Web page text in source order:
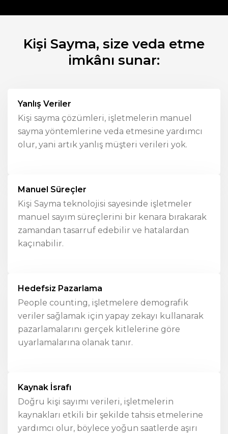
Kişi Sayma, size veda etme
imkânı sunar:
Yanlış Veriler
Kişi sayma çözümleri, işletmelerin manuel
sayma yöntemlerine veda etmesine yardımcı
olur, yani artık yanlış müşteri verileri yok.
Manuel Süreçler
Kişi Sayma teknolojisi sayesinde işletmeler
manuel sayım süreçlerini bir kenara bırakarak
zamandan tasarruf edebilir ve hatalardan
kaçınabilir.
Hedefsiz Pazarlama
People counting, işletmelere demografik
veriler sağlamak için yapay zekayı kullanarak
pazarlamalarını gerçek kitlelerine göre
uyarlamalarına olanak tanır.
Kaynak İsrafı
Doğru kişi sayımı verileri, işletmelerin
kaynakları etkili bir şekilde tahsis etmelerine
yardımcı olur, böylece yoğun saatlerde aşırı